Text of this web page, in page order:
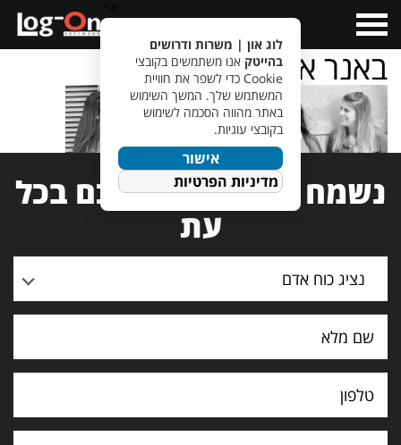
Menu
באנר אודות דסקטופ
נשמח לעמוד לרשותכם בכל
עת
נציג כוח אדם
לוג און | משרות ודרושים
בהייטק אנו משתמשים בקובצי
Cookie כדי לשפר את חוויית
המשתמש שלך. המשך השימוש
באתר מהווה הסכמה לשימוש
בקובצי עוגיות.
אישור
מדיניות הפרטיות